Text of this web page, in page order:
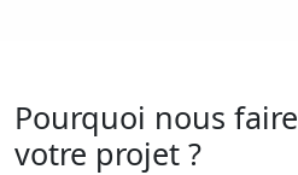
Pourquoi nous
votre projet ?